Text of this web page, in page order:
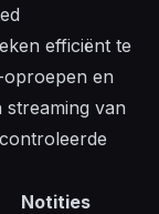
efficiënt te
en
van
Notities